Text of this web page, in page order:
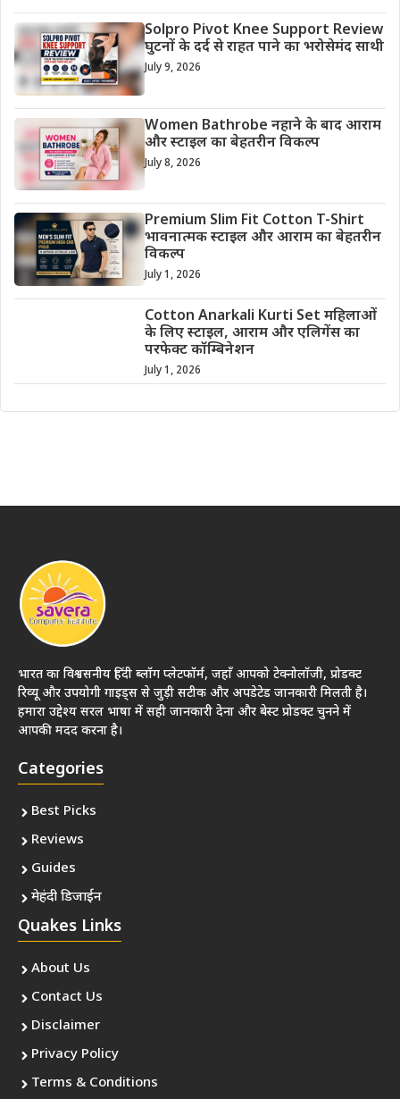
Solpro Pivot Knee Support Review
घुटनों के दर्द से राहत पाने का भरोसेमंद साथी
July 9, 2026
Women Bathrobe नहाने के बाद आराम
और स्टाइल का बेहतरीन विकल्प
July 8, 2026
Premium Slim Fit Cotton T-Shirt
भावनात्मक स्टाइल और आराम का बेहतरीन
विकल्प
July 1, 2026
Cotton Anarkali Kurti Set महिलाओं
के लिए स्टाइल, आराम और एलिगेंस का
परफेक्ट कॉम्बिनेशन
July 1, 2026
भारत का विश्वसनीय हिंदी ब्लॉग प्लेटफॉर्म, जहाँ आपको टेक्नोलॉजी, प्रोडक्ट
रिव्यू और उपयोगी गाइड्स से जुड़ी सटीक और अपडेटेड जानकारी मिलती है।
हमारा उद्देश्य सरल भाषा में सही जानकारी देना और बेस्ट प्रोडक्ट चुनने में
आपकी मदद करना है।
Categories
Best Picks
Reviews
Guides
मेहंदी डिजाईन
Quakes Links
About Us
Contact Us
Disclaimer
Privacy Policy
Terms & Conditions